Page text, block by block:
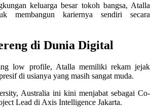
keluarga besar tokoh bangsa, Atalla
membangun kariernya sendiri secara
di Dunia Digital
low profile, Atalla memiliki rekam jejak
di usianya yang masih sangat muda.
Australia ini kini menjabat sebagai Co-
Lead di Axis Intelligence Jakarta.